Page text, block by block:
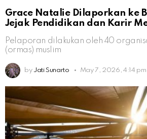
Grace Natalie Dilaporkan ke
Jejak Pendidikan dan Karir
Pelaporan dilakukan oleh 40
(ormas) muslim
by Jati Sunarto May 7, 2026, 4:14 pm